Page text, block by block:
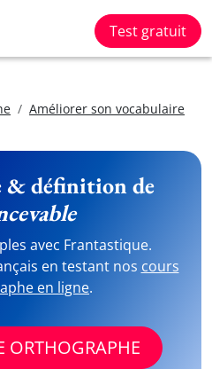
Test gratuit
Améliorer son vocabulaire
& définition de
avec Frantastique.
en testant nos cours
en ligne.
ORTHOGRAPHE